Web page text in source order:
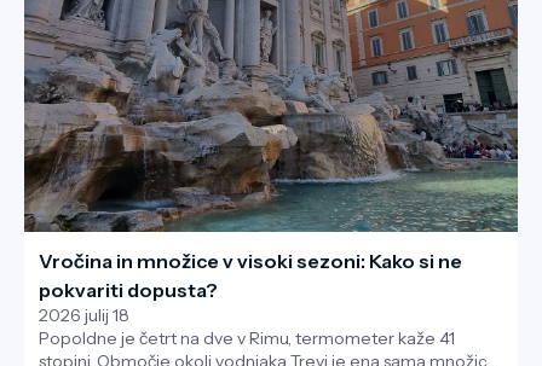
Vročina in množice v visoki sezoni: Kako si ne
pokvariti dopusta?
2026 julij 18
Popoldne je četrt na dve v Rimu, termometer kaže 41
stopinj. Območje okoli vodnjaka Trevi je ena sama množica